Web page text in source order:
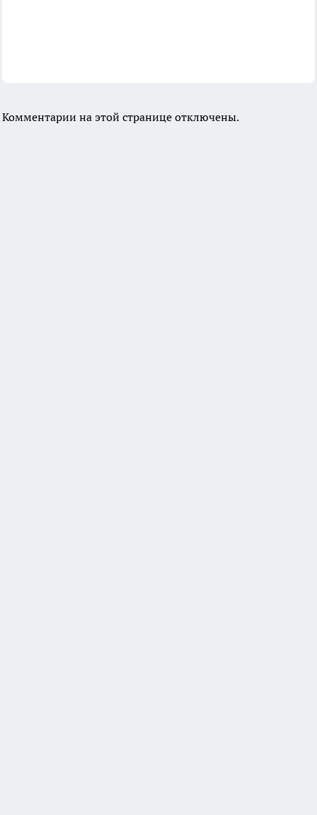
Комментарии на этой странице отключены.